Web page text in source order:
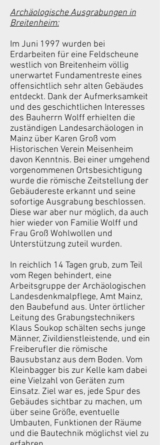
Archäologische Ausgrabungen in
Breitenheim:
Im Juni 1997 wurden bei
Erdarbeiten für eine Feldscheune
westlich von Breitenheim völlig
unerwartet Fundamentreste eines
offensichtlich sehr alten Gebäudes
entdeckt. Dank der Aufmerksamkeit
und des geschichtlichen Interesses
des Bauherrn Wolff erhielten die
zuständigen Landesarchäologen in
Mainz über Karen Groß vom
Historischen Verein Meisenheim
davon Kenntnis. Bei einer umgehend
vorgenommenen Ortsbesichtigung
wurde die römische Zeitstellung der
Gebäudereste erkannt und seine
sofortige Ausgrabung beschlossen.
Diese war aber nur möglich, da auch
hier wieder von Familie Wolff und
Frau Groß Wohlwollen und
Unterstützung zuteil wurden.
In reichlich 14 Tagen grub, zum Teil
vom Regen behindert, eine
Arbeitsgruppe der Archäologischen
Landesdenkmalpflege, Amt Mainz,
den Baubefund aus. Unter örtlicher
Leitung des Grabungstechnikers
Klaus Soukop schälten sechs junge
Männer, Zivildienstleistende, und ein
Freiberufler die römische
Bausubstanz aus dem Boden. Vom
Kleinbagger bis zur Kelle kam dabei
eine Vielzahl von Geräten zum
Einsatz. Ziel war es, jede Spur des
Gebäudes sichtbar zu machen, um
über seine Größe, eventuelle
Umbauten, Funktionen der Räume
und die Bautechnik möglichst viel zu